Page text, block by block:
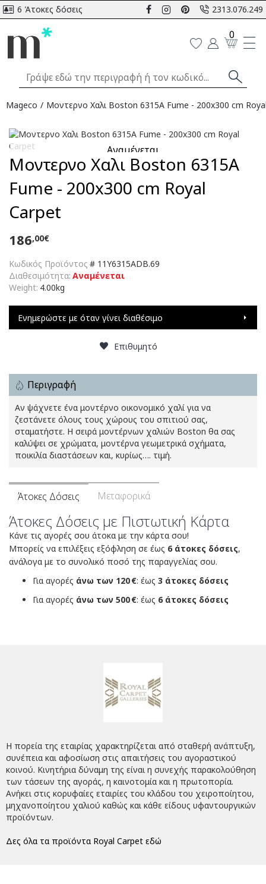
6 Άτοκες δόσεις 2313.076.249
0
Mageco Μοντερνο Χαλι Boston 6315A Fume - 200x300 cm
Αναμένεται
Μοντερνο Χαλι Boston 6315A
Fume - 200x300 cm Royal
Carpet
Κωδικός Προϊόντος # 11Y6315ADB.69
Διαθεσιμότητα: Αναμένεται
Weight: 4.00kg
186,00€
Ενημερώστε με όταν γίνει διαθέσιμο
Επιθυμητό
Περιγραφή
Αν ψάχνετε ένα μοντέρνο οικονομικό χαλί για να
ζεστάνετε όλους τους χώρους του σπιτιού σας,
σταματήστε. Η σειρά μοντέρνων χαλιών Boston θα σας
καλύψει σε χρώματα, μοντέρνα γεωμετρικά σχήματα,
ποικιλία διαστάσεων και, κυρίως…. τιμή.
Άτοκες Δόσεις Μεταφορικά
Άτοκες Δόσεις με Πιστωτική Κάρτα
Κάνε τις αγορές σου άτοκα με την κάρτα σου!
Μπορείς να επιλέξεις εξόφληση σε έως 6 άτοκες δόσεις,
ανάλογα με το συνολικό ποσό της παραγγελίας σου.
Για αγορές άνω των 120 €: έως 3 άτοκες δόσεις
Για αγορές άνω των 500 €: έως 6 άτοκες δόσεις
Η πορεία της εταιρίας χαρακτηρίζεται από σταθερή ανάπτυξη,
συνέπεια και αφοσίωση στις απαιτήσεις του αγοραστικού
κοινού. Κινητήρια δύναμη της είναι η συνεχής παρακολούθηση
των τάσεων της αγοράς, η καινοτομία και η πρωτοπορία.
Ανήκει στις κορυφαίες εταιρίες του κλάδου του χειροποίητου,
μηχανοποίητου χαλιού καθώς και κάθε είδους υφαντουργικών
προϊόντων.
Δες όλα τα προϊόντα Royal Carpet εδώ